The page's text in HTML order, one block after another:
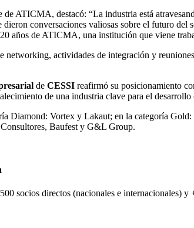
de ATICMA, destacó: “La industria está
dieron conversaciones valiosas sobre el futuro
años de ATICMA, una institución que viene
networking, actividades de integración y
de CESSI reafirmó su posicionamiento
de una industria clave para el desarrollo
Diamond: Vortex y Lakaut; en la categoría
Baufest y G&L Group.
socios directos (nacionales e internacionales)